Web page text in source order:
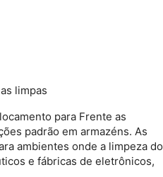
limpas
para Frente as
padrão em armazéns. As
ambientes onde a limpeza do
e fábricas de eletrônicos,